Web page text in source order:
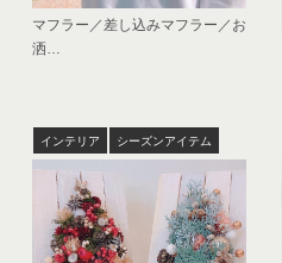
マフラー／差し込みマフラー／お
洒…
インテリア シーズンアイテム